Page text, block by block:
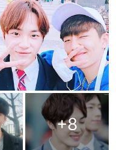
+8